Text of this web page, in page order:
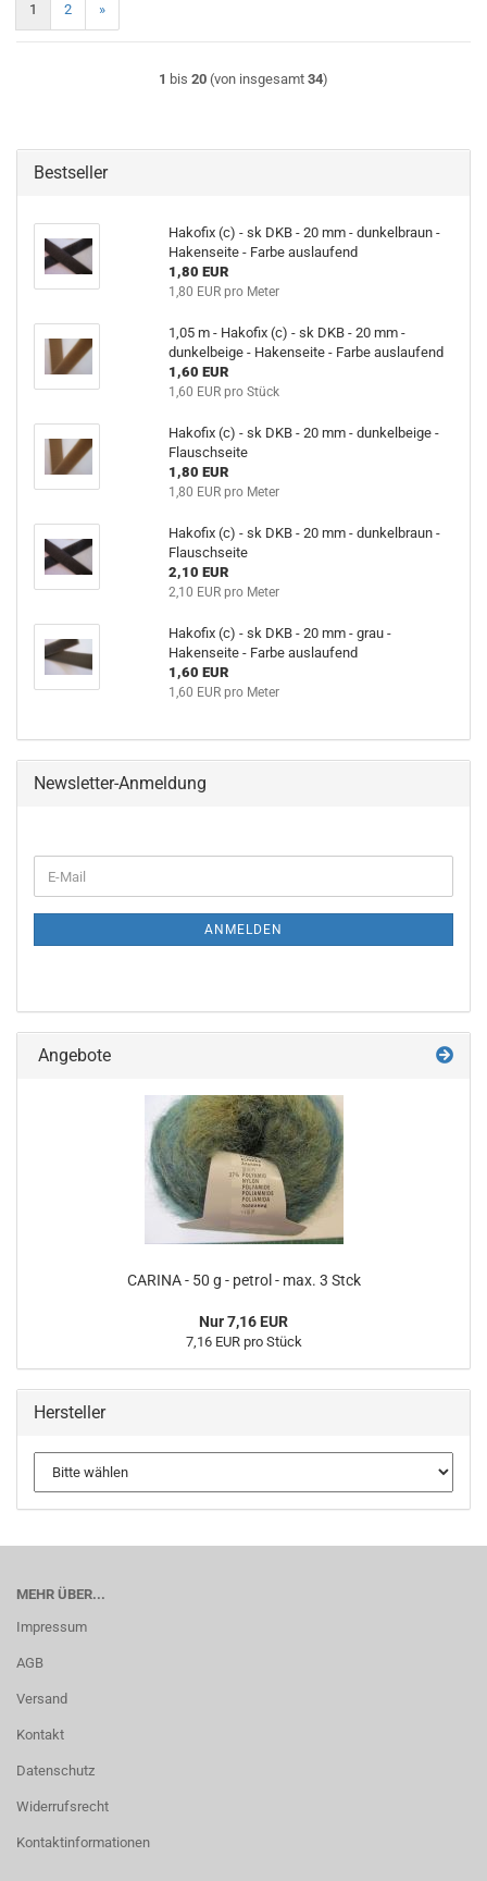
1 2 »
1 bis 20 (von insgesamt 34)
Bestseller
Hakofix (c) - sk DKB - 20 mm - dunkelbraun -
Hakenseite - Farbe auslaufend
1,80 EUR
1,80 EUR pro Meter
1,05 m - Hakofix (c) - sk DKB - 20 mm -
dunkelbeige - Hakenseite - Farbe auslaufend
1,60 EUR
1,60 EUR pro Stück
Hakofix (c) - sk DKB - 20 mm - dunkelbeige -
Flauschseite
1,80 EUR
1,80 EUR pro Meter
Hakofix (c) - sk DKB - 20 mm - dunkelbraun -
Flauschseite
2,10 EUR
2,10 EUR pro Meter
Hakofix (c) - sk DKB - 20 mm - grau -
Hakenseite - Farbe auslaufend
1,60 EUR
1,60 EUR pro Meter
Newsletter-Anmeldung
ZUR
E-
Mail
ANMELDEN
Angebote
CARINA - 50 g - petrol - max. 3 Stck
Nur 7,16 EUR
7,16 EUR pro Stück
Hersteller
MEHR ÜBER...
Impressum
AGB
Versand
Kontakt
Datenschutz
Widerrufsrecht
Kontaktinformationen